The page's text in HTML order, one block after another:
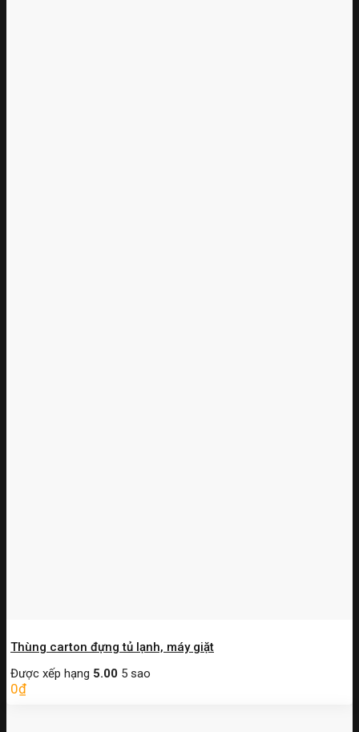
Thùng carton đựng tủ lạnh, máy giặt
Được xếp hạng 5.00 5 sao
0₫